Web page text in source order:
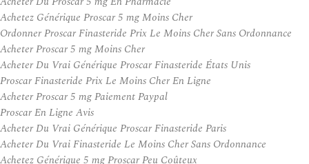
Achetez Générique Proscar 5 mg Moins Cher
Ordonner Proscar Finasteride Prix Le Moins Cher Sans Ordonnance
Acheter Proscar 5 mg Moins Cher
Acheter Du Vrai Générique Proscar Finasteride États Unis
Proscar Finasteride Prix Le Moins Cher En Ligne
Acheter Proscar 5 mg Paiement Paypal
Proscar En Ligne Avis
Acheter Du Vrai Générique Proscar Finasteride Paris
Acheter Du Vrai Finasteride Le Moins Cher Sans Ordonnance
Achetez Générique 5 mg Proscar Peu Coûteux